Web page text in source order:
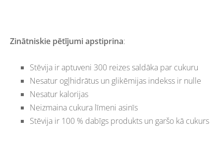
Zinātniskie pētījumi apstiprina:
Stēvija ir aptuveni 300 reizes saldāka par cukuru
Nesatur ogļhidrātus un glikēmijas indekss ir nulle
Nesatur kalorijas
Neizmaina cukura līmeni asinīs
Stēvija ir 100 % dabīgs produkts un garšo kā cukurs